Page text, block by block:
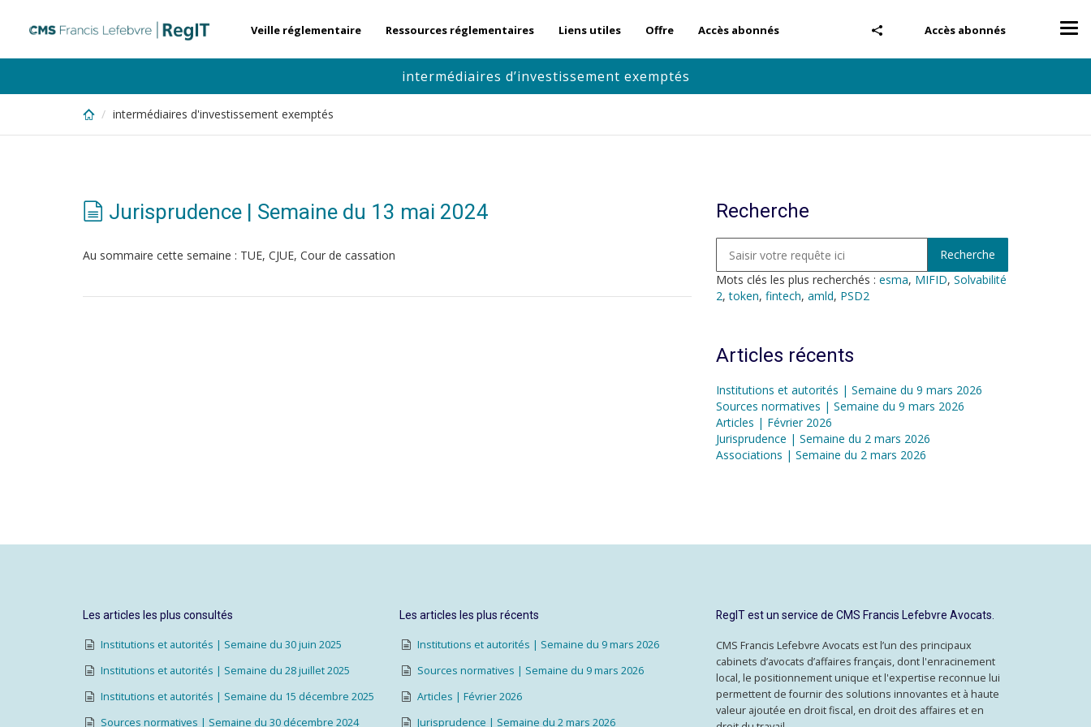
content
Accès abonnés
Veille réglementaire Ressources réglementaires Liens utiles Offre Accès abonnés
intermédiaires d’investissement exemptés
intermédiaires d'investissement exemptés
Jurisprudence | Semaine du 13 mai 2024
Au sommaire cette semaine : TUE, CJUE, Cour de cassation
Recherche
Mots clés les plus recherchés : esma, MIFID, Solvabilité
2,token, fintech, amld, PSD2
Articles récents
Institutions et autorités | Semaine du 9 mars 2026
Sources normatives | Semaine du 9 mars 2026
Articles | Février 2026
Jurisprudence | Semaine du 2 mars 2026
Associations | Semaine du 2 mars 2026
Les articles les plus consultés
Institutions et autorités | Semaine du 30 juin 2025
Institutions et autorités | Semaine du 28 juillet 2025
Institutions et autorités | Semaine du 15 décembre 2025
Sources normatives | Semaine du 30 décembre 2024
Les articles les plus récents
Institutions et autorités | Semaine du 9 mars 2026
Sources normatives | Semaine du 9 mars 2026
Articles | Février 2026
Jurisprudence | Semaine du 2 mars 2026
RegIT est un service de CMS Francis Lefebvre Avocats.
CMS Francis Lefebvre Avocats est l’un des principaux
cabinets d’avocats d’affaires français, dont l'enracinement
local, le positionnement unique et l'expertise reconnue lui
permettent de fournir des solutions innovantes et à haute
valeur ajoutée en droit fiscal, en droit des affaires et en